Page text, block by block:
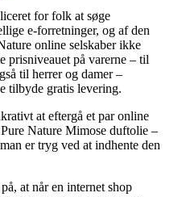
for folk at søge
e-forretninger, og af den
online selskaber ikke
prisniveauet på varerne – til
til herrer og damer –
tilbyde gratis levering.
at eftergå et par online
Nature Mimose duftolie –
er tryg ved at indhente den
at når en internet shop